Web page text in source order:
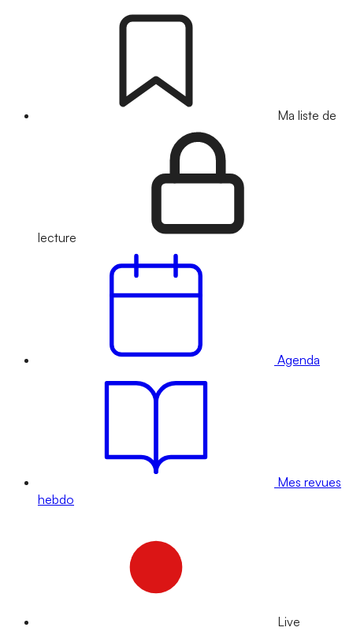
Ma liste de
lecture
Agenda
Mes revues
hebdo
Live